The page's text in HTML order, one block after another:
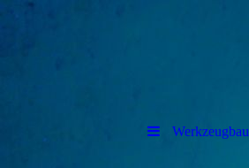
Werkzeugbau